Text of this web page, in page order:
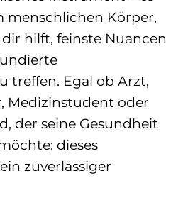
menschlichen Körper,
hilft, feinste Nuancen
treffen. Egal ob Arzt,
Medizinstudent oder
der seine Gesundheit
dieses
zuverlässiger